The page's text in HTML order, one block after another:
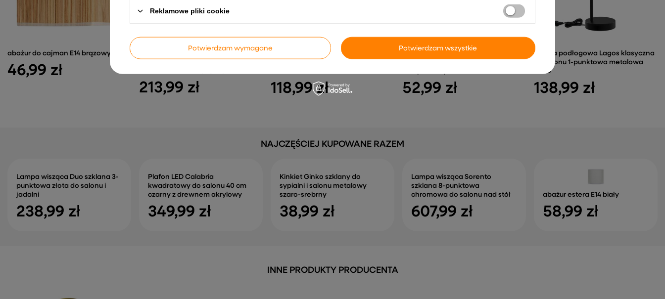
abażur do cajman E14 brązowy
46,99 zł
213,99 zł
Lampa sufitowa Conti reflektor
118,99 zł
Kinkiet Sk-85 metalowy chromowy
52,99 zł
Lampa podłogowa Lagos klasyczna
do salonu 1-punktowa metalowa
GU10
138,99 zł
NAJCZĘŚCIEJ KUPOWANE RAZEM
Lampa wisząca Duo szklana 3-
punktowa złota do salonu i
jadalni
238,99 zł
Plafon LED Calabria
kwadratowy do salonu 40 cm
czarny z drewnem akrylowy
349,99 zł
Kinkiet Ginko szklany do
sypialni i salonu metalowy
szaro-srebrny
38,99 zł
Lampa wisząca Sorento
szklana 8-punktowa
chromowa do salonu nad stół
607,99 zł
abażur estera E14 biały
58,99 zł
INNE PRODUKTY PRODUCENTA
Reklamowe pliki cookie
Potwierdzam wymagane Potwierdzam wszystkie